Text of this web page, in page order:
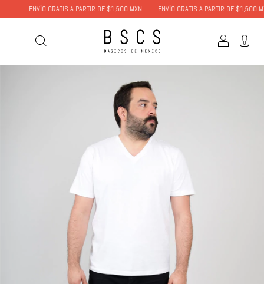
ENVÍO GRATIS A PARTIR DE $1,500 MXN ENVÍO GRATIS A PARTIR DE $1,500 MXN
0